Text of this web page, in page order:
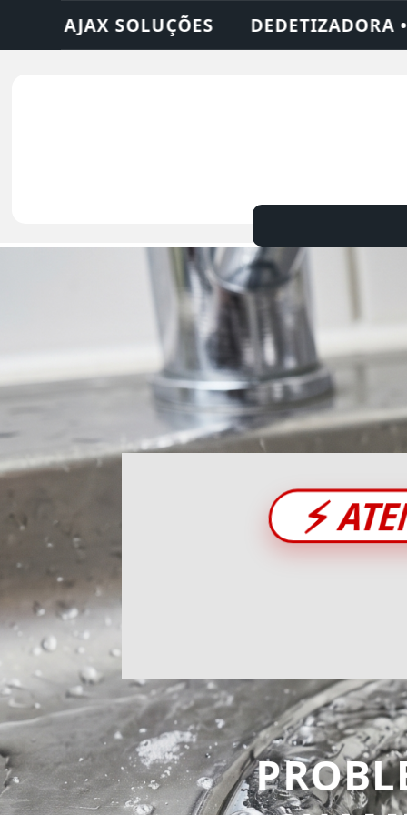
• DESENTUPIDORA • LIMPEZA DE
⚡